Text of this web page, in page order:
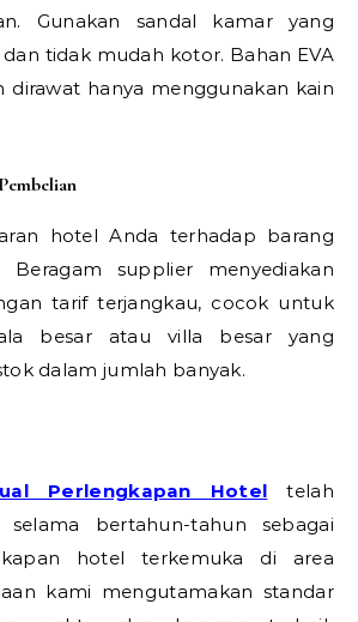
Gunakan sandal kamar yang
tidak mudah kotor. Bahan EVA
dirawat hanya menggunakan kain
hotel Anda terhadap barang
supplier menyediakan
tarif terjangkau, cocok untuk
besar atau villa besar yang
dalam jumlah banyak.
Perlengkapan Hotel telah
selama bertahun-tahun sebagai
hotel terkemuka di area
kami mengutamakan standar